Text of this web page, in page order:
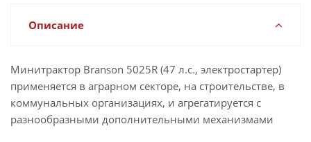
Описание
Минитрактор Branson 5025R (47 л.с., электростартер)
применяется в аграрном секторе, на строительстве, в
коммунальных организациях, и агрегатируется с
разнообразными дополнительными механизмами